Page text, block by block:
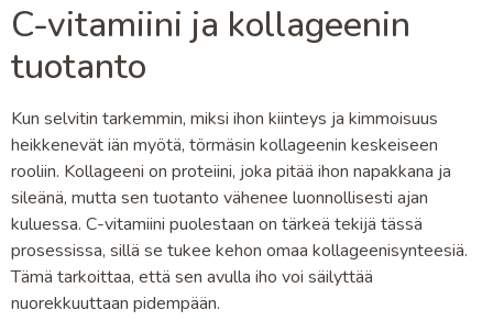
C-vitamiini ja kollageenin
tuotanto
Kun selvitin tarkemmin, miksi ihon kiinteys ja kimmoisuus
heikkenevät iän myötä, törmäsin kollageenin keskeiseen
rooliin. Kollageeni on proteiini, joka pitää ihon napakkana ja
sileänä, mutta sen tuotanto vähenee luonnollisesti ajan
kuluessa. C-vitamiini puolestaan on tärkeä tekijä tässä
prosessissa, sillä se tukee kehon omaa kollageenisynteesiä.
Tämä tarkoittaa, että sen avulla iho voi säilyttää
nuorekkuuttaan pidempään.